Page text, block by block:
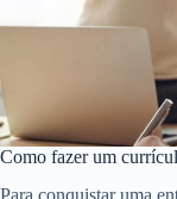
Como fazer um